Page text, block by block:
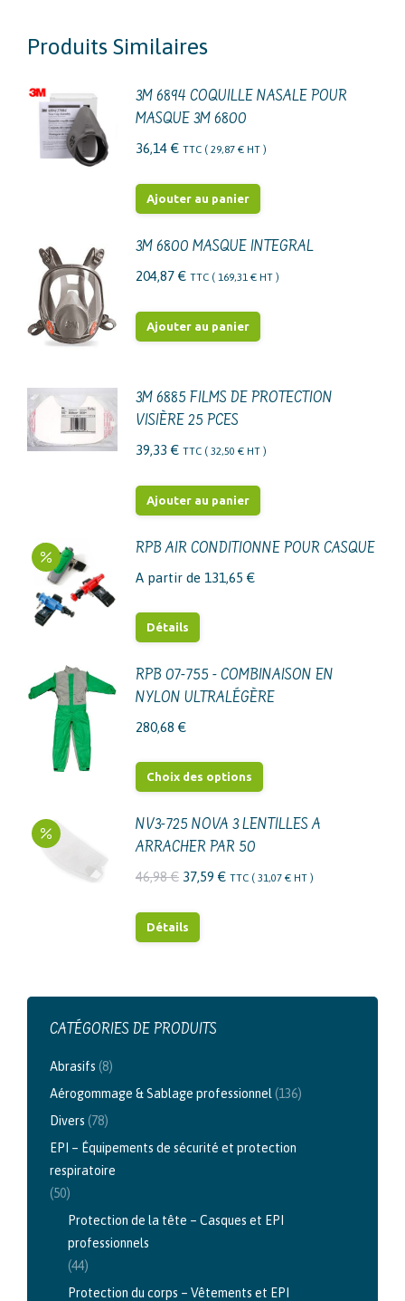
Produits Similaires
3M 6894 COQUILLE NASALE POUR
MASQUE 3M 6800
36,14 € TTC ( 29,87 € HT )
Ajouter au panier
3M 6800 MASQUE INTEGRAL
204,87 € TTC ( 169,31 € HT )
Ajouter au panier
3M 6885 FILMS DE PROTECTION
VISIÈRE 25 PCES
39,33 € TTC ( 32,50 € HT )
Ajouter au panier
RPB AIR CONDITIONNE POUR CASQUE
A partir de 131,65 €
Détails
a
plusieurs
options
peuvent
être
choisies
sur
page
du
RPB 07-755 - COMBINAISON EN
NYLON ULTRALÉGÈRE
280,68 €
Choix des options
a
variations.
choisies
du
NV3-725 NOVA 3 LENTILLES A
ARRACHER PAR 50
46,98€ Le
initial
37,59 €Le
TTC ( 31,07 € HT )
Détails
CATÉGORIES DE PRODUITS
Abrasifs (8)
Aérogommage & Sablage professionnel (136)
Divers (78)
EPI – Équipements de sécurité et protection
respiratoire
(50)
Protection de la tête – Casques et EPI
professionnels
(44)
Protection du corps – Vêtements et EPI